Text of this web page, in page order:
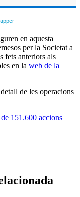
en aquesta
per la Societat a
fets anteriors als
en la web de la
de les operacions
151.600 accions